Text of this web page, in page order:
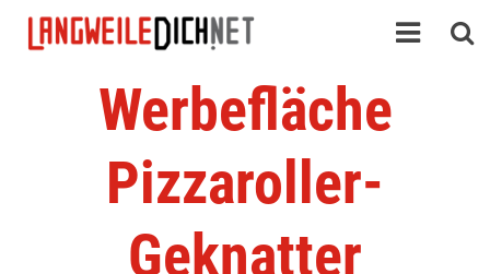
Werbefläche
Pizzaroller-
Geknatter